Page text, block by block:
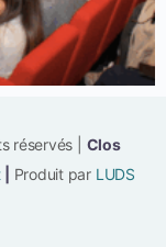
réservés | Clos
Produit par LUDS